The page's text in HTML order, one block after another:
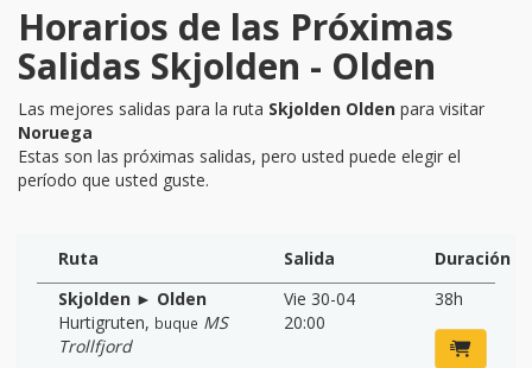
Horarios de las Próximas
Salidas Skjolden - Olden
Las mejores salidas para la ruta Skjolden Olden para visitar
Noruega
Estas son las próximas salidas, pero usted puede elegir el
período que usted guste.
Ruta Salida
Duración
Skjolden ► Olden
Hurtigruten, buque MS
Trollfjord
Vie 30-04
20:00
38h